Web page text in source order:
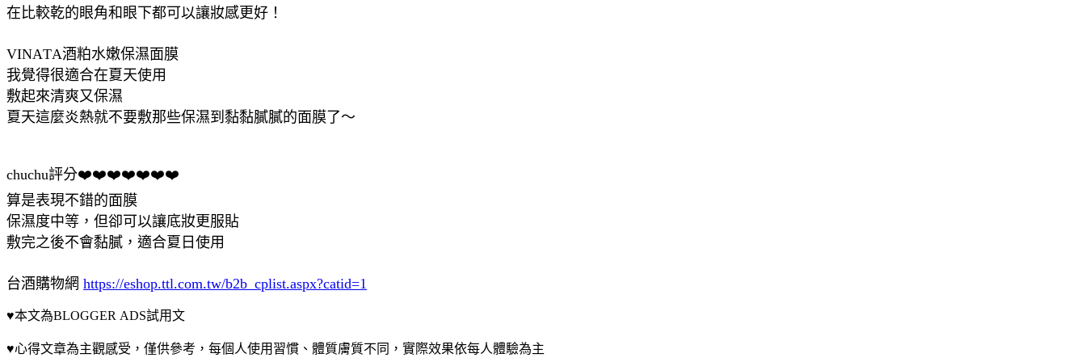
在比較乾的眼角和眼下都可以讓妝感更好！
VINATA酒粕水嫩保濕面膜
我覺得很適合在夏天使用
敷起來清爽又保濕
夏天這麼炎熱就不要敷那些保濕到黏黏膩膩的面膜了～
chuchu評分❤️❤️❤️❤️❤️❤️❤️
算是表現不錯的面膜
保濕度中等，但卻可以讓底妝更服貼
敷完之後不會黏膩，適合夏日使用
台酒購物網 https://eshop.ttl.com.tw/b2b_cplist.aspx?catid=1
♥本文為BLOGGER ADS試用文
♥心得文章為主觀感受，僅供參考，每個人使用習慣、體質膚質不同，實際效果依每人體驗為主